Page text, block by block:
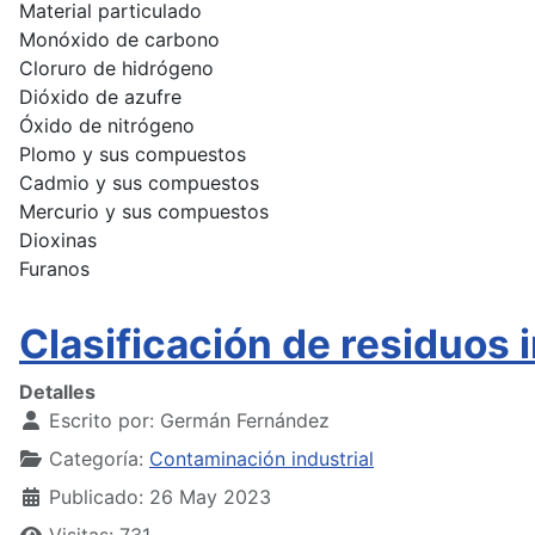
Material particulado
Monóxido de carbono
Cloruro de hidrógeno
Dióxido de azufre
Óxido de nitrógeno
Plomo y sus compuestos
Cadmio y sus compuestos
Mercurio y sus compuestos
Dioxinas
Furanos
Clasificación de residuos
Detalles
Escrito por: Germán Fernández
Categoría: Contaminación industrial
Publicado: 26 May 2023